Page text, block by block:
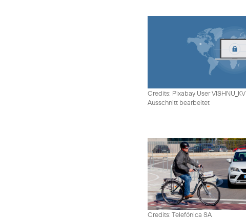
Credits: Pixabay User VISHNU_KV
Ausschnitt bearbeitet
Credits: Telefónica SA